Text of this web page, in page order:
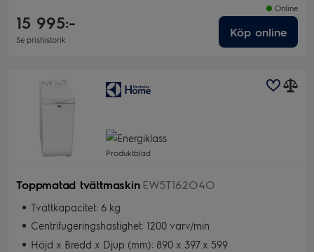
15 995:-
Se prishistorik
Online
Köp online
Produktblad
Toppmatad tvättmaskin EW5T162O4O
Tvättkapacitet: 6 kg
Centrifugeringshastighet: 1200 varv/min
Höjd x Bredd x Djup (mm): 890 x 397 x 599